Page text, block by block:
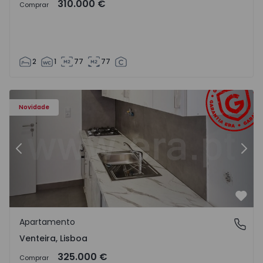
Comprar 310.000 €
2 1 77 77
Novidade
Apartamento T2 Amadora, Venteira - 1565355 - 11
Anterior
Venteira, Lisboa
Apartamento
Venteira, Lisboa
Comprar 325.000 €